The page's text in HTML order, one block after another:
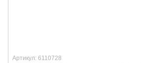
Артикул: 6110728